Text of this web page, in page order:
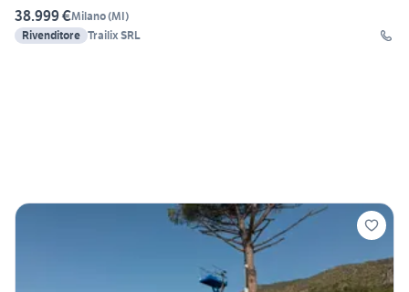
38.999 €Milano(MI)
Rivenditore Trailix SRL